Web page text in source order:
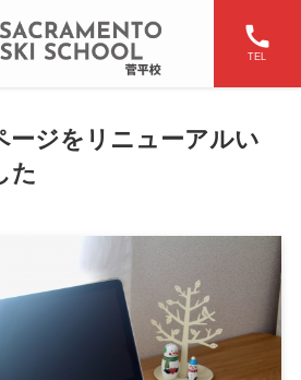
TEL
ージをリニューアルい
た